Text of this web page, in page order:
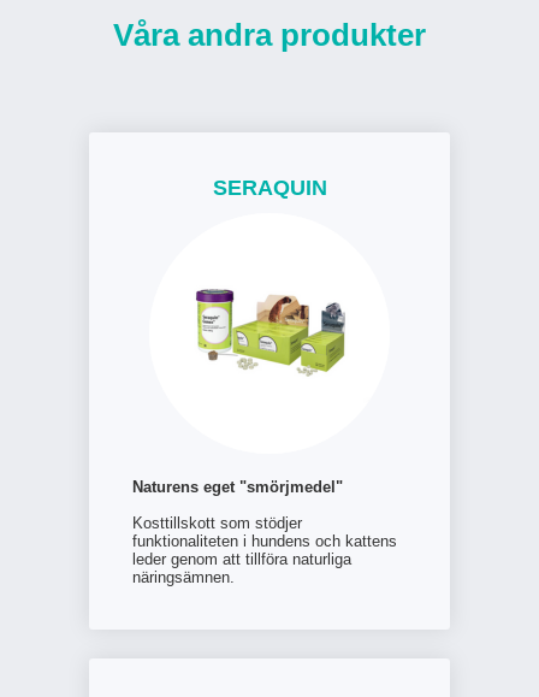
Våra andra produkter
SERAQUIN
Naturens eget "smörjmedel"
Kosttillskott som stödjer
funktionaliteten i hundens och kattens
leder genom att tillföra naturliga
näringsämnen.